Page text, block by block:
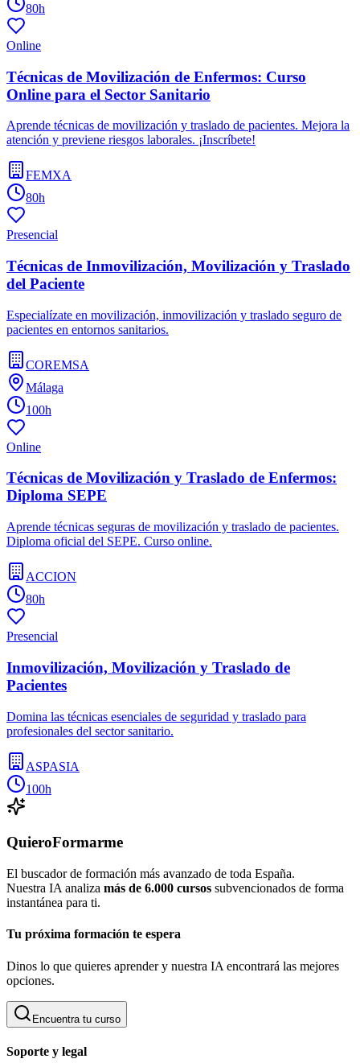
80h
Online
Técnicas de Movilización de Enfermos: Curso
Online para el Sector Sanitario
Aprende técnicas de movilización y traslado de pacientes. Mejora la
atención y previene riesgos laborales. ¡Inscríbete!
FEMXA
80h
Presencial
Técnicas de Inmovilización, Movilización y Traslado
del Paciente
Especialízate en movilización, inmovilización y traslado seguro de
pacientes en entornos sanitarios.
COREMSA
Málaga
100h
Online
Técnicas de Movilización y Traslado de Enfermos:
Diploma SEPE
Aprende técnicas seguras de movilización y traslado de pacientes.
Diploma oficial del SEPE. Curso online.
ACCION
80h
Presencial
Inmovilización, Movilización y Traslado de
Pacientes
Domina las técnicas esenciales de seguridad y traslado para
profesionales del sector sanitario.
ASPASIA
100h
QuieroFormarme
El buscador de formación más avanzado de toda España.
Nuestra IA analiza más de 6.000 cursos subvencionados de forma
instantánea para ti.
Tu próxima formación te espera
Dinos lo que quieres aprender y nuestra IA encontrará las mejores
opciones.
Encuentra tu curso
Soporte y legal